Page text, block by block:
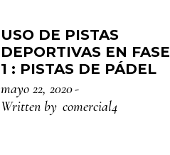
USO DE PISTAS
DEPORTIVAS EN FASE
1 : PISTAS DE PÁDEL
mayo 22, 2020
Written by comercial4